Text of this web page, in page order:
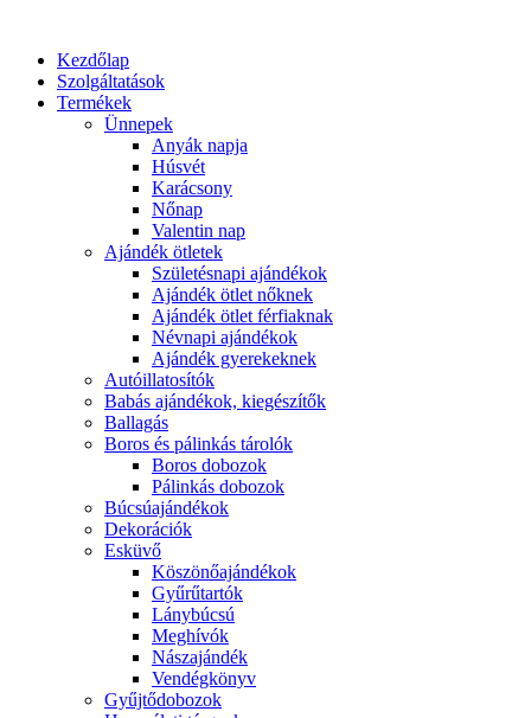
Kezdőlap
Szolgáltatások
Termékek
Ünnepek
Anyák napja
Húsvét
Karácsony
Nőnap
Valentin nap
Ajándék ötletek
Születésnapi ajándékok
Ajándék ötlet nőknek
Ajándék ötlet férfiaknak
Névnapi ajándékok
Ajándék gyerekeknek
Autóillatosítók
Babás ajándékok, kiegészítők
Ballagás
Boros és pálinkás tárolók
Boros dobozok
Pálinkás dobozok
Búcsúajándékok
Dekorációk
Esküvő
Köszönőajándékok
Gyűrűtartók
Lánybúcsú
Meghívók
Nászajándék
Vendégkönyv
Gyűjtődobozok